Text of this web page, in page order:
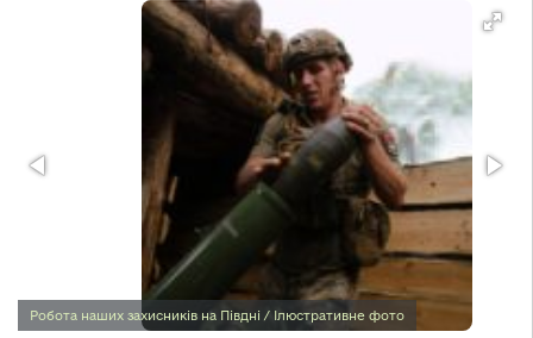
Робота наших захисників на Півдні / Ілюстративне фото